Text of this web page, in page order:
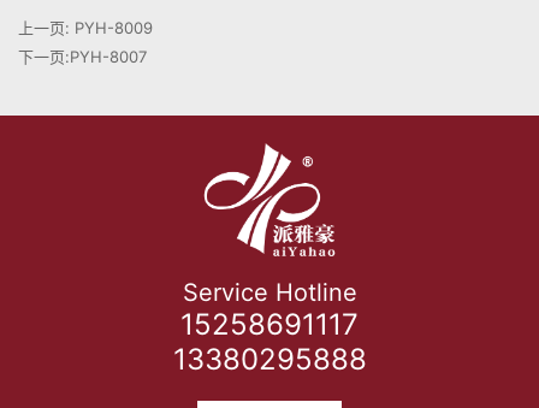
上一页: PYH-8009
下一页:PYH-8007
Service Hotline
15258691117
13380295888